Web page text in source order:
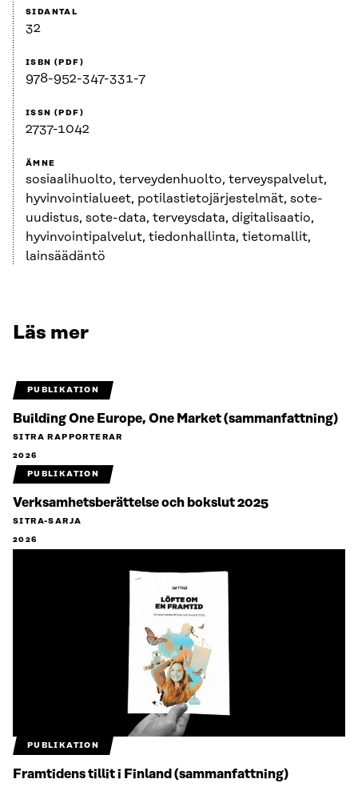
SIDANTAL
32
ISBN (PDF)
978-952-347-331-7
ISSN (PDF)
2737-1042
ÄMNE
sosiaalihuolto, terveydenhuolto, terveyspalvelut,
hyvinvointialueet, potilastietojärjestelmät, sote-
uudistus, sote-data, terveysdata, digitalisaatio,
hyvinvointipalvelut, tiedonhallinta, tietomallit,
lainsäädäntö
Läs mer
PUBLIKATION
Building One Europe, One Market (sammanfattning)
SITRA RAPPORTERAR
2026
PUBLIKATION
Verksamhetsberättelse och bokslut 2025
SITRA-SARJA
2026
PUBLIKATION
Framtidens tillit i Finland (sammanfattning)